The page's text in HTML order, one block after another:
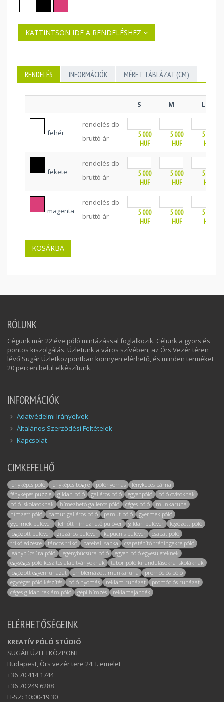
KATTINTSON IDE A RENDELÉSHEZ
RENDELÉS INFORMÁCIÓK MÉRET TÁBLÁZAT (CM)
S M L
fehér
rendelés db
bruttó ár
5 000
HUF
5 000
HUF
5 000
HUF
fekete
rendelés db
bruttó ár
5 000
HUF
5 000
HUF
5 000
HUF
magenta
rendelés db
bruttó ár
5 000
HUF
5 000
HUF
5 000
HUF
RÓLUNK
Cégünk már 22 éve póló mintázással foglalkozik. Célunk a gyors és
pontos kiszolgálás. Üzletünk a város szívében, az Örs Vezér téren
lévő Sugár Üzletközpontban könnyen elérhető, és minden terméket
20 percen belül elkészítünk.
INFORMÁCIÓK
Adatvédelmi Irányelvek
Általános Szerződési Feltételek
Kapcsolat
CIMKEFELHŐ
fényképes póló fényképes bögre pólónyomás
fényképes párna
fényképes puzzle
gildan póló galléros póló egyenpóló
póló ovisoknak
póló iskolásoknak
hímezhető galléros póló céges póló
munkaruha
hímzett póló
pamut galléros póló pamut póló
gyermek póló
gyermek pulóver
felnőtt hímezhető pulóver gildan pulóver
logózott póló
logózott pulóver
zipzáros pulóver kapucnis pulóver
csapat póló
trikó edzésre
táncos trikó baseball sapka
csapatépítő tréningekre póló
leánybúcsúra póló
legénybúcsúra póló
egyen póló egyesületeknek
egységes póló készítés alapítványoknak
tábor póló kirándulásokra iskoláknak
logózott egyenruházat
emblémázott munkaruha
promóciós póló
egységes póló készítés
póló nyomás reklám ruházat
promóciós ruházat
céges gildan reklám póló
gépi hímzés reklámajándék
ELÉRHETŐSÉGEINK
KREATÍV PÓLÓ STÚDIÓ
SUGÁR ÜZLETKÖZPONT
Budapest, Örs vezér tere 24. I. emelet
+36 70 414 1744
+36 70 249 6288
H-SZ: 10:00-19:30